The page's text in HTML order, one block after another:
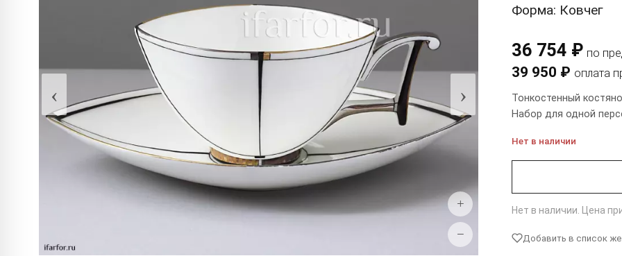
‹ ›
+
−
Форма: Ковчег
36 754 ₽ по
39 950 ₽ оплата
Тонкостенный
Набор для одной
Нет в наличии
Нет в наличии. Цена
Добавить в список